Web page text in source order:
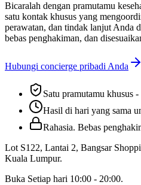
Bicaralah dengan pramutamu
satu kontak khusus yang
perawatan, dan tindak lanjut Anda
bebas penghakiman, dan
Hubungi concierge pribadi Anda
Satu pramutamu khusus
Hasil di hari yang sama
Rahasia. Bebas
Lot S122, Lantai 2, Bangsar
Kuala Lumpur.
Buka Setiap hari 10:00 - 20:00.